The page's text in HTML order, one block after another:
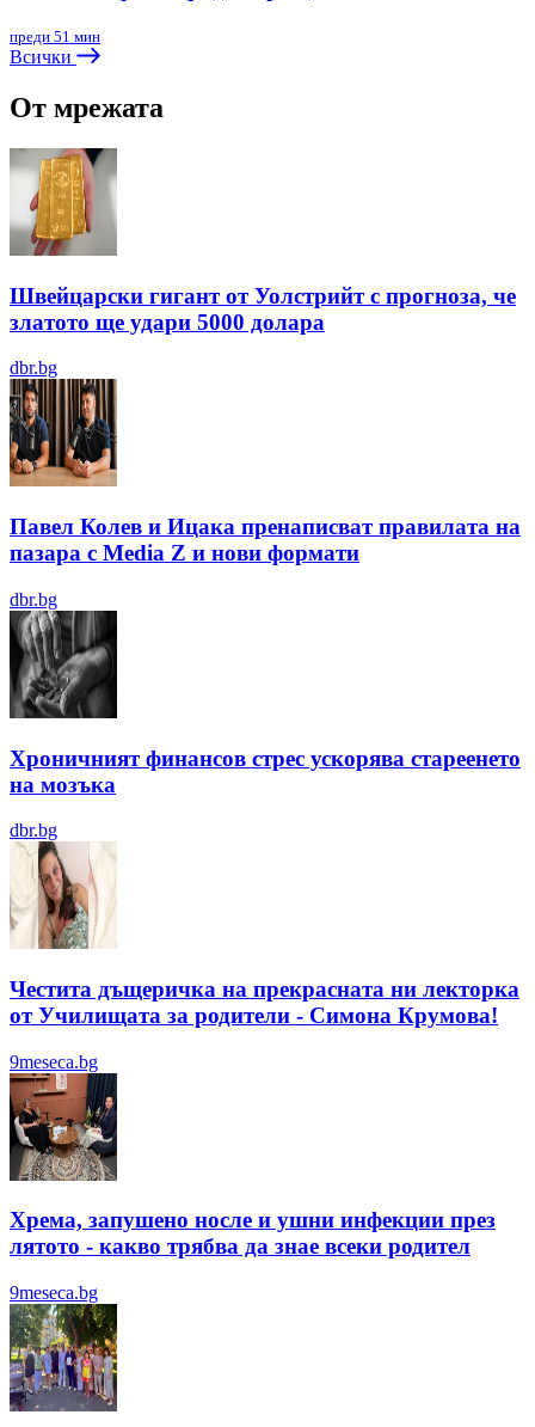
преди 51 мин
Всички
От мрежата
Швейцарски гигант от Уолстрийт с прогноза, че
златото ще удари 5000 долара
dbr.bg
Павел Колев и Ицака пренаписват правилата на
пазара с Media Z и нови формати
dbr.bg
Хроничният финансов стрес ускорява стареенето
на мозъка
dbr.bg
Честита дъщеричка на прекрасната ни лекторка
от Училищата за родители - Симона Крумова!
9meseca.bg
Хрема, запушено носле и ушни инфекции през
лятотo - какво трябва да знае всеки родител
9meseca.bg